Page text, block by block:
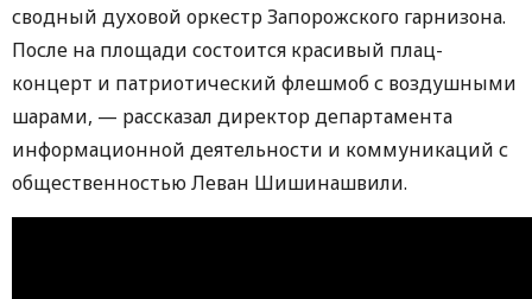
сводный духовой оркестр Запорожского гарнизона.
После на площади состоится красивый плац-
концерт и патриотический флешмоб с воздушными
шарами, — рассказал директор департамента
информационной деятельности и коммуникаций с
общественностью Леван Шишинашвили.